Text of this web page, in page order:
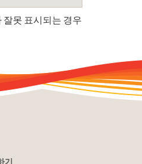
잘못 표시되는 경우
기